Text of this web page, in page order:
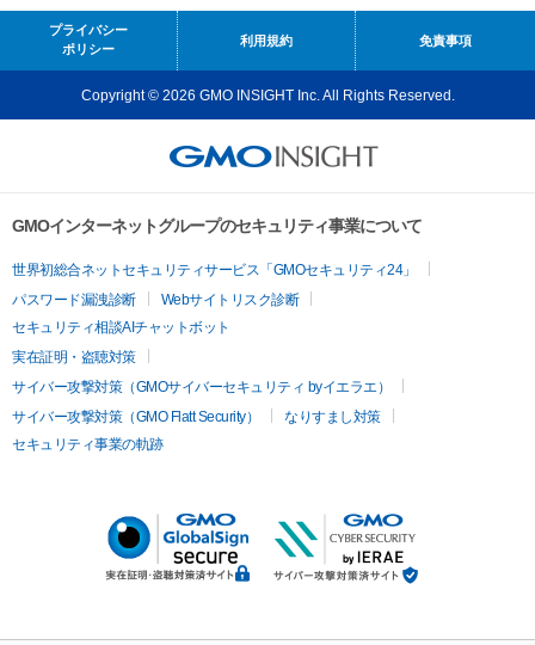
プライバシー
ポリシー
利用規約 免責事項
Copyright © 2026 GMO INSIGHT Inc. All Rights Reserved.
GMOインターネットグループのセキュリティ事業について
世界初総合ネットセキュリティサービス「GMOセキュリティ24」
パスワード漏洩診断
Webサイトリスク診断
セキュリティ相談AIチャットボット
実在証明・盗聴対策
サイバー攻撃対策（GMOサイバーセキュリティ byイエラエ）
サイバー攻撃対策（GMO Flatt Security）
なりすまし対策
セキュリティ事業の軌跡